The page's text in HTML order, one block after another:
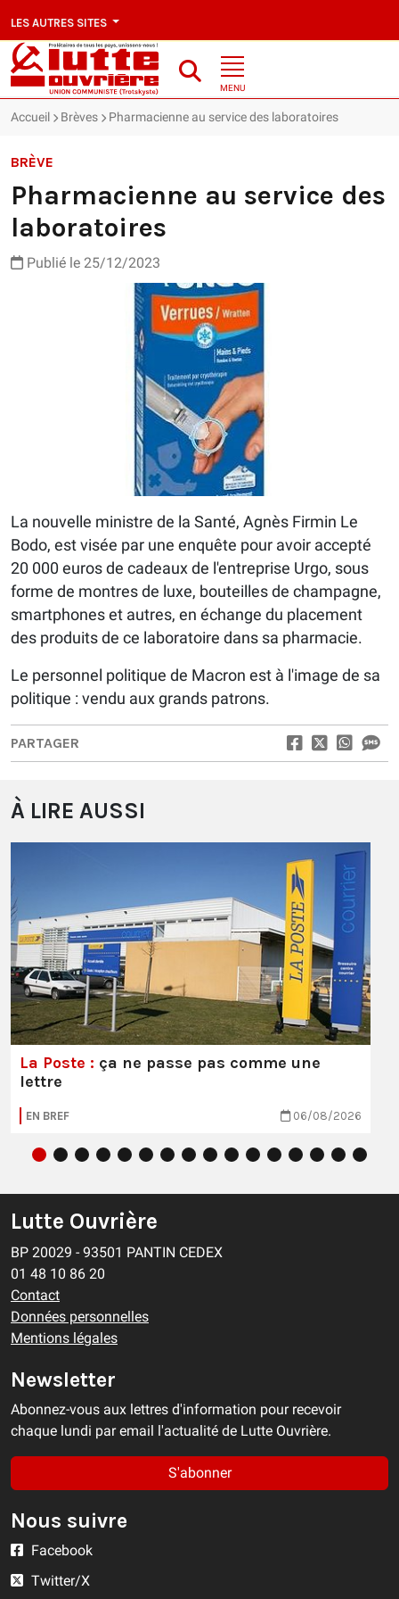
LES AUTRES SITES
MENU
Accueil Brèves Pharmacienne au service des laboratoires
BRÈVE
Pharmacienne au service des
laboratoires
Publié le 25/12/2023
La nouvelle ministre de la Santé, Agnès Firmin Le
Bodo, est visée par une enquête pour avoir accepté
20 000 euros de cadeaux de l'entreprise Urgo, sous
forme de montres de luxe, bouteilles de champagne,
smartphones et autres, en échange du placement
des produits de ce laboratoire dans sa pharmacie.
Le personnel politique de Macron est à l'image de sa
politique : vendu aux grands patrons.
PARTAGER
À LIRE AUSSI
La Poste : ça ne passe pas comme une
lettre
EN BREF 06/08/2026
Lutte Ouvrière
BP 20029 - 93501 PANTIN CEDEX
01 48 10 86 20
Contact
Données personnelles
Mentions légales
Newsletter
Abonnez-vous aux lettres d'information pour recevoir
chaque lundi par email l'actualité de Lutte Ouvrière.
S'abonner
Nous suivre
Facebook
Twitter/X